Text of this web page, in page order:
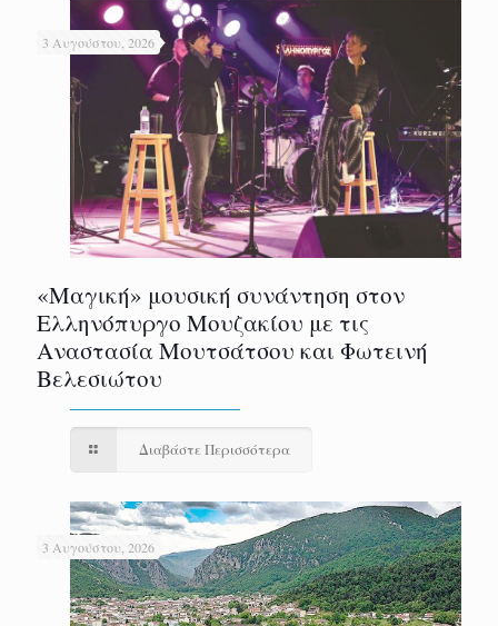
3 Αυγούστου, 2026
«Μαγική» μουσική συνάντηση στον
Ελληνόπυργο Μουζακίου με τις
Αναστασία Μουτσάτσου και Φωτεινή
Βελεσιώτου
Διαβάστε Περισσότερα
3 Αυγούστου, 2026